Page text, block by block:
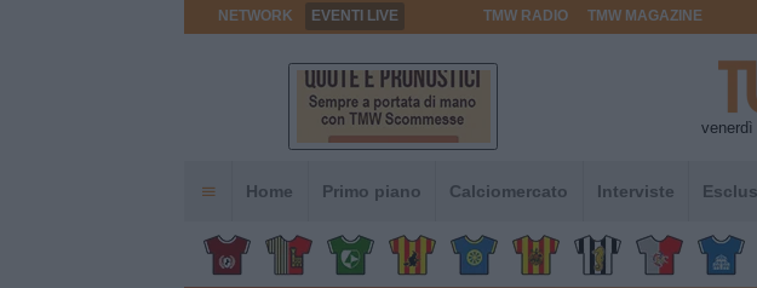
NETWORK EVENTI LIVE TMW RADIO TMW MAGAZINE
venerdì
Home Primo piano Calciomercato Interviste